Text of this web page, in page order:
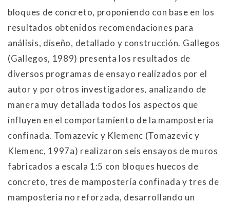
bloques de concreto, proponiendo con base en los
resultados obtenidos recomendaciones para
análisis, diseño, detallado y construcción. Gallegos
(Gallegos, 1989) presenta los resultados de
diversos programas de ensayo realizados por el
autor y por otros investigadores, analizando de
manera muy detallada todos los aspectos que
influyen en el comportamiento de la mampostería
confinada. Tomazevic y Klemenc (Tomazevic y
Klemenc, 1997a) realizaron seis ensayos de muros
fabricados a escala 1:5 con bloques huecos de
concreto, tres de mampostería confinada y tres de
mampostería no reforzada, desarrollando un